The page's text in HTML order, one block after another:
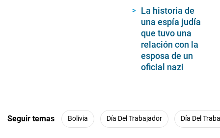
La historia de
una espía judía
que tuvo una
relación con la
esposa de un
oficial nazi
Seguir temas Bolivia Día Del Trabajador Día Del